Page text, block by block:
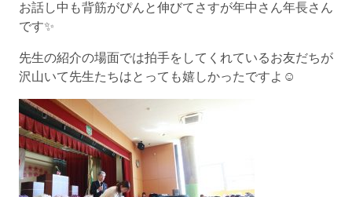
お話し中も背筋がぴんと伸びてさすが年中さん年長さん
です✨
先生の紹介の場面では拍手をしてくれているお友だちが
沢山いて先生たちはとっても嬉しかったですよ☺